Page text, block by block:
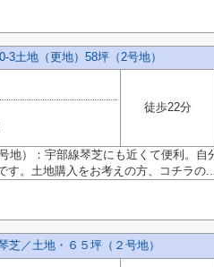
3土地（更地）58坪（2号地）
徒歩22分
地）：宇部線琴芝にも近くて便利。自
す。土地購入をお考えの方、コチラの
芝／土地・６５坪（２号地）